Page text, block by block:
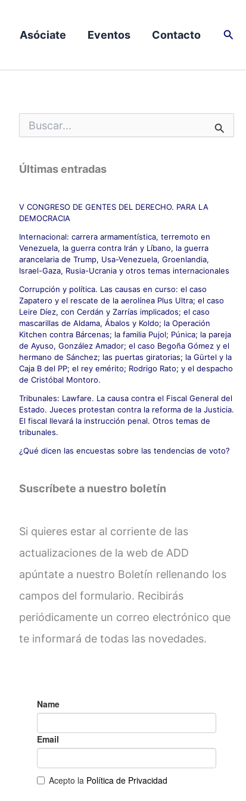
Asóciate Eventos Contacto
u
c
a
o
r
:
Últimas entradas
V CONGRESO DE GENTES DEL DERECHO. PARA LA
DEMOCRACIA
Internacional: carrera armamentística, terremoto en
Venezuela, la guerra contra Irán y Líbano, la guerra
arancelaria de Trump, Usa-Venezuela, Groenlandia,
Israel-Gaza, Rusia-Ucrania y otros temas internacionales
Corrupción y política. Las causas en curso: el caso
Zapatero y el rescate de la aerolínea Plus Ultra; el caso
Leire Díez, con Cerdán y Zarrías implicados; el caso
mascarillas de Aldama, Ábalos y Koldo; la Operación
Kitchen contra Bárcenas; la familia Pujol; Púnica; la pareja
de Ayuso, González Amador; el caso Begoña Gómez y el
hermano de Sánchez; las puertas giratorias; la Gürtel y la
Caja B del PP; el rey emérito; Rodrigo Rato; y el despacho
de Cristóbal Montoro.
Tribunales: Lawfare. La causa contra el Fiscal General del
Estado. Jueces protestan contra la reforma de la Justicia.
El fiscal llevará la instrucción penal. Otros temas de
tribunales.
¿Qué dicen las encuestas sobre las tendencias de voto?
Suscríbete a nuestro boletín
Si quieres estar al corriente de las
actualizaciones de la web de ADD
apúntate a nuestro Boletín rellenando los
campos del formulario. Recibirás
periódicamente un correo electrónico que
te informará de todas las novedades.